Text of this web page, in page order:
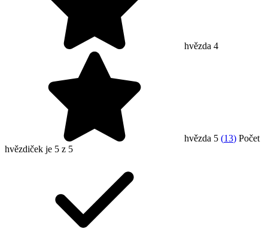
hvězda 4
hvězda 5 (13) Počet
hvězdiček je 5 z 5